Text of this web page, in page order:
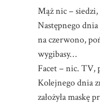
Mąż nic –
Następnego dnia
na czerwono,
wygibasy…
Facet – nic. TV,
Kolejnego dnia
założyła maskę